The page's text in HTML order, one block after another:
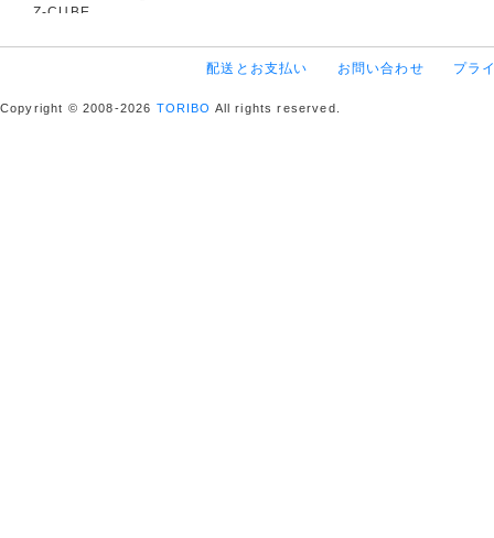
Z-CUBE
配送とお支払い お問い合わせ プラ
Copyright © 2008-2026 TORIBO All rights reserved.